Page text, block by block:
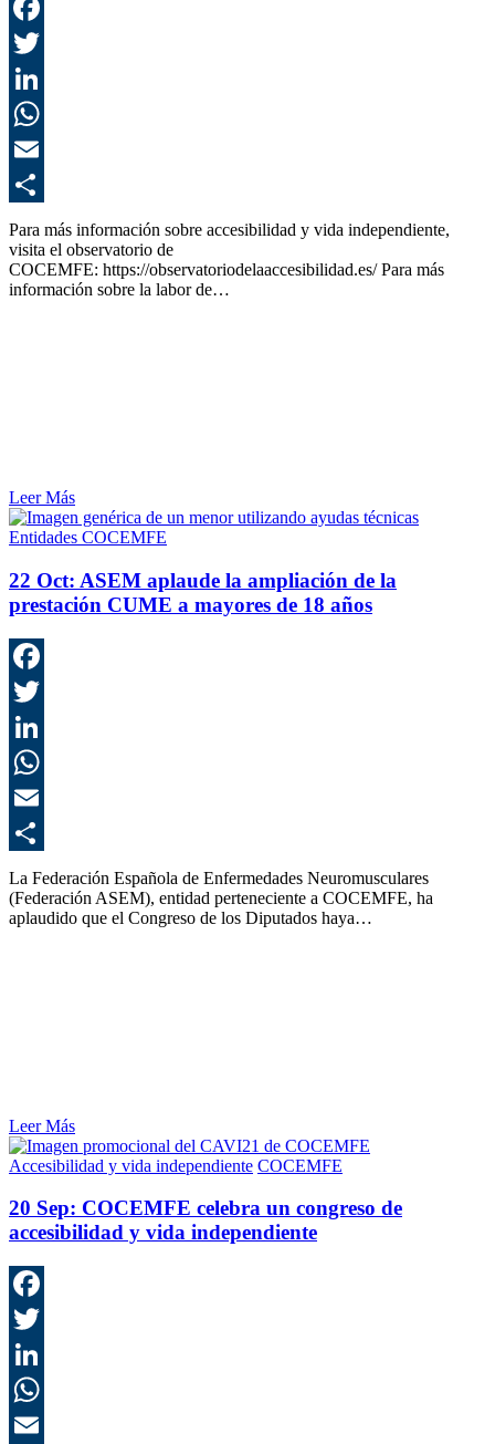
Para más información sobre accesibilidad y vida independiente,
visita el observatorio de
COCEMFE: https://observatoriodelaaccesibilidad.es/ Para más
información sobre la labor de…
Leer Más
Entidades COCEMFE
22 Oct: ASEM aplaude la ampliación de la
prestación CUME a mayores de 18 años
La Federación Española de Enfermedades Neuromusculares
(Federación ASEM), entidad perteneciente a COCEMFE, ha
aplaudido que el Congreso de los Diputados haya…
Leer Más
Accesibilidad y vida independiente COCEMFE
20 Sep: COCEMFE celebra un congreso de
accesibilidad y vida independiente